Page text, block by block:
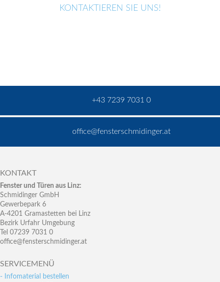
KONTAKTIEREN SIE UNS!
+43 7239 7031 0
office@fensterschmidinger.at
KONTAKT
Fenster und Türen aus Linz:
Schmidinger GmbH
Gewerbepark 6
A-4201 Gramastetten bei Linz
Bezirk Urfahr Umgebung
Tel 07239 7031 0
office@fensterschmidinger.at
SERVICEMENÜ
- Infomaterial bestellen